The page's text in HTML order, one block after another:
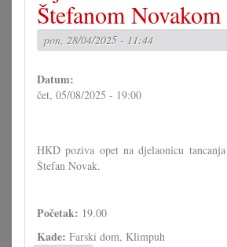
u
Novom
Selu
Štefanom Novakom
pon, 28/04/2025 - 11:44
Datum:
čet, 05/08/2025 - 19:00
HKD poziva opet na djelaonicu
Štefan Novak.
Početak: 19.00
Kade: Farski dom, Klimpuh